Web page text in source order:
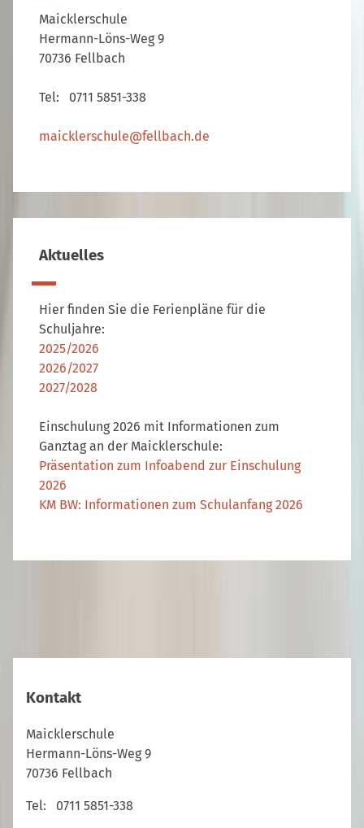
Maicklerschule
Hermann-Löns-Weg 9
70736 Fellbach
Tel: 0711 5851-338
maicklerschule@fellbach.de
Aktuelles
Hier finden Sie die Ferienpläne für die
Schuljahre:
2025/2026
2026/2027
2027/2028
Einschulung 2026 mit Informationen zum
Ganztag an der Maicklerschule:
Präsentation zum Infoabend zur Einschulung
2026
KM BW: Informationen zum Schulanfang 2026
Kontakt
Maicklerschule
Hermann-Löns-Weg 9
70736 Fellbach
Tel: 0711 5851-338